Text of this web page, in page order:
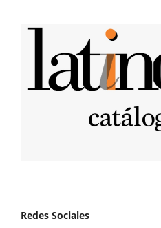
Redes Sociales